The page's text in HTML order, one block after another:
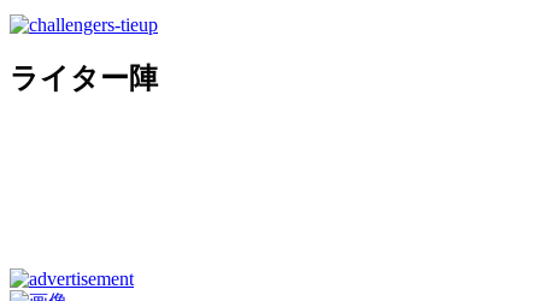
ライター陣